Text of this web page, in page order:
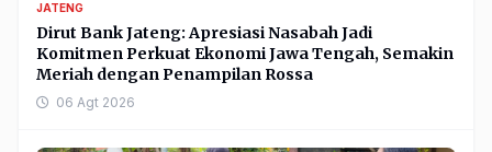
JATENG
Dirut Bank Jateng: Apresiasi Nasabah Jadi
Komitmen Perkuat Ekonomi Jawa Tengah, Semakin
Meriah dengan Penampilan Rossa
06 Agt 2026